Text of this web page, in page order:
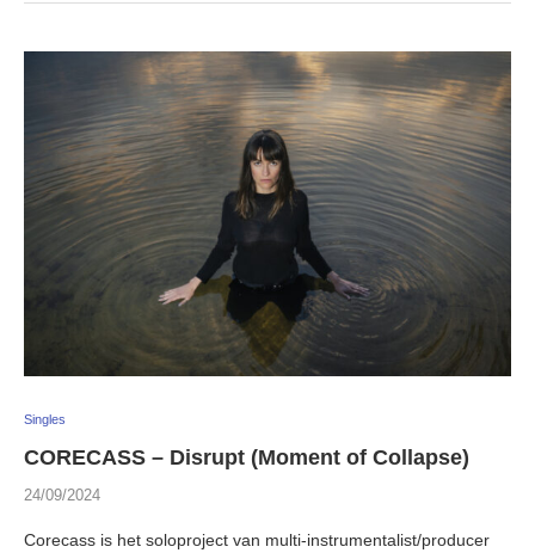
Singles
CORECASS – Disrupt (Moment of Collapse)
24/09/2024
Corecass is het soloproject van multi-instrumentalist/producer